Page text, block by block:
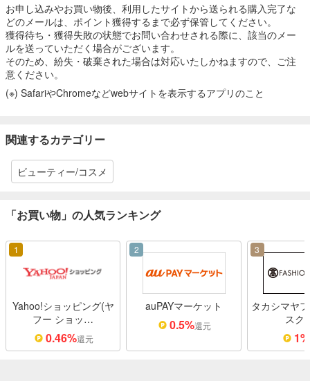
お申し込みやお買い物後、利用したサイトから送られる購入完了な
どのメールは、ポイント獲得するまで必ず保管してください。
獲得待ち・獲得失敗の状態でお問い合わせされる際に、該当のメー
ルを送っていただく場合がございます。
そのため、紛失・破棄された場合は対応いたしかねますので、ご注
意ください。
(※) SafariやChromeなどwebサイトを表示するアプリのこと
関連するカテゴリー
ビューティー/コスメ
「お買い物」の人気ランキング
1
Yahoo!ショッピング(ヤ
フー ショッ…
0.46%還元
2
auPAYマーケット
0.5%還元
3
タカシマヤ
スク
1%